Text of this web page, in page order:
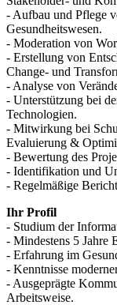
- Aufbau und Pflege
Gesundheitswesen.
- Moderation von
- Erstellung von
Change- und
- Analyse von
- Unterstützung bei
Technologien.
- Mitwirkung bei
Evaluierung &
- Bewertung des
- Identifikation und
- Regelmäßige
Ihr Profil
- Studium der
- Mindestens 5 Jahre
- Erfahrung im
- Kenntnisse
- Ausgeprägte
Arbeitsweise.